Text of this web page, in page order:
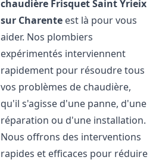
chaudière FrisquetSaint Yrieix
sur Charente est là pour vous
aider. Nos plombiers
expérimentés interviennent
rapidement pour résoudre tous
vos problèmes de chaudière,
qu'il s'agisse d'une panne, d'une
réparation ou d'une installation.
Nous offrons des interventions
rapides et efficaces pour réduire